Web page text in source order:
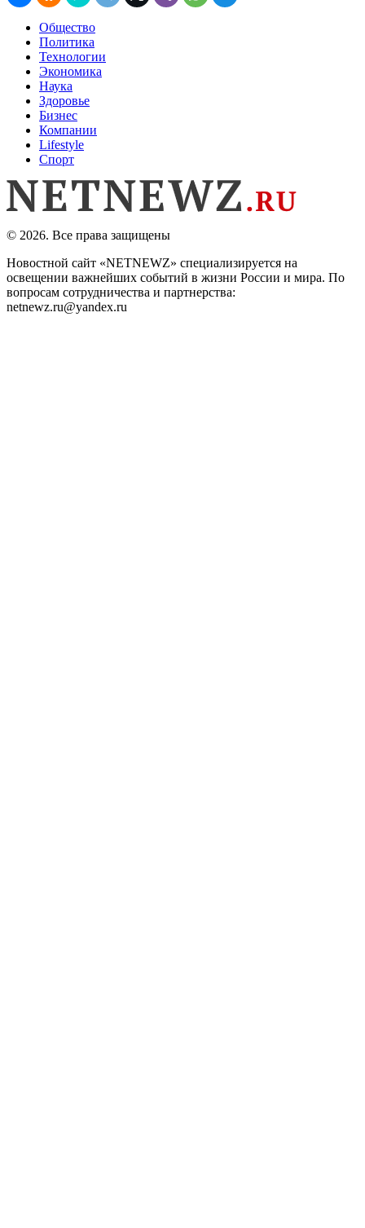
Общество
Политика
Технологии
Экономика
Наука
Здоровье
Бизнес
Компании
Lifestyle
Спорт
© 2026. Все права защищены
Новостной сайт «NETNEWZ» специализируется на
освещении важнейших событий в жизни России и мира. По
вопросам сотрудничества и партнерства:
netnewz.ru@yandex.ru